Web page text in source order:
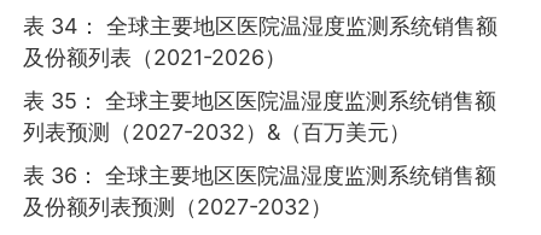
表 34： 全球主要地区医院温湿度监测系统销售额
及份额列表（2021-2026）
表 35： 全球主要地区医院温湿度监测系统销售额
列表预测（2027-2032）&（百万美元）
表 36： 全球主要地区医院温湿度监测系统销售额
及份额列表预测（2027-2032）